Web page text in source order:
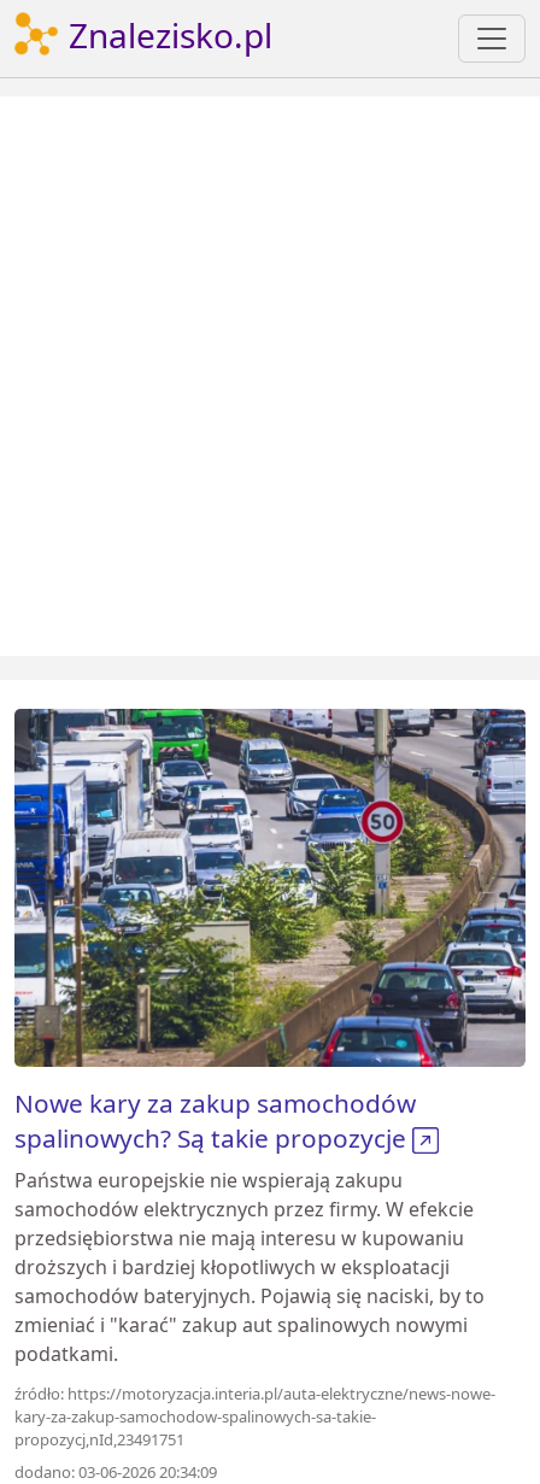
Znalezisko.pl
Nowe kary za zakup samochodów
spalinowych? Są takie propozycje
Państwa europejskie nie wspierają zakupu
samochodów elektrycznych przez firmy. W efekcie
przedsiębiorstwa nie mają interesu w kupowaniu
droższych i bardziej kłopotliwych w eksploatacji
samochodów bateryjnych. Pojawią się naciski, by to
zmieniać i "karać" zakup aut spalinowych nowymi
podatkami.
źródło: https://motoryzacja.interia.pl/auta-elektryczne/news-nowe-
kary-za-zakup-samochodow-spalinowych-sa-takie-
propozycj,nId,23491751
dodano: 03-06-2026 20:34:09